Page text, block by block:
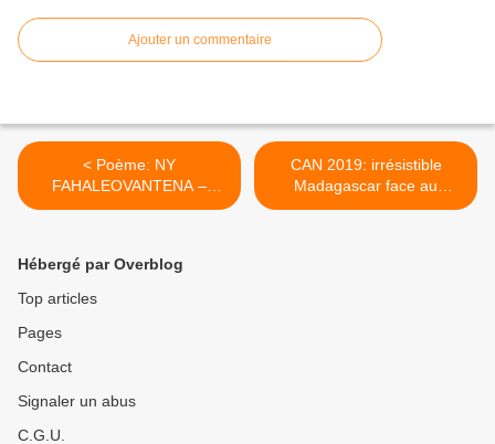
Ajouter un commentaire
< Poème: NY
FAHALEOVANTENA –
L’INDEPENDANCE - Rado
CAN 2019: irrésistible
Madagascar face au
Nigeria >
Hébergé par Overblog
Top articles
Pages
Contact
Signaler un abus
C.G.U.